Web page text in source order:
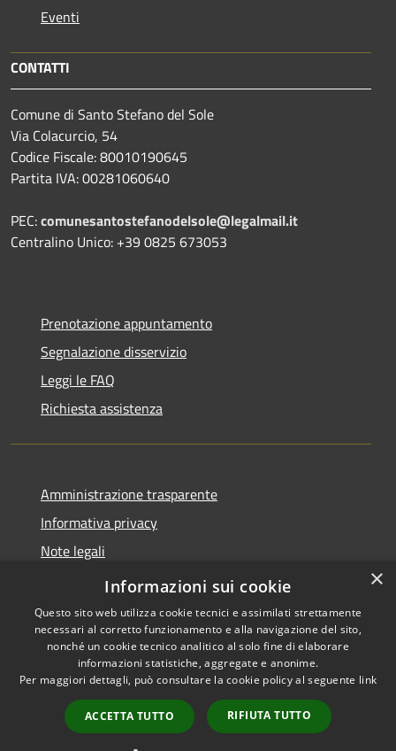
Eventi
CONTATTI
Comune di Santo Stefano del Sole
Via Colacurcio, 54
Codice Fiscale: 80010190645
Partita IVA: 00281060640
PEC:comunesantostefanodelsole@legalmail.it
Centralino Unico: +39 0825 673053
Prenotazione appuntamento
Segnalazione disservizio
Leggi le FAQ
Richiesta assistenza
Amministrazione trasparente
Informativa privacy
Note legali
Dichiarazione di accessibilità
Accessibilità
Copyright © 2026 • Comune di
Santo Stefano del Sole •
Powered byMunicipium
Accesso redazione
×
Informazioni sui cookie
Questo sito web utilizza cookie tecnici e assimilati strettamente
necessari al corretto funzionamento e alla navigazione del sito,
nonché un cookie tecnico analitico al solo fine di elaborare
informazioni statistiche, aggregate e anonime.
Per maggiori dettagli, può consultare la cookie policy al seguente link
ACCETTA TUTTO RIFIUTA TUTTO